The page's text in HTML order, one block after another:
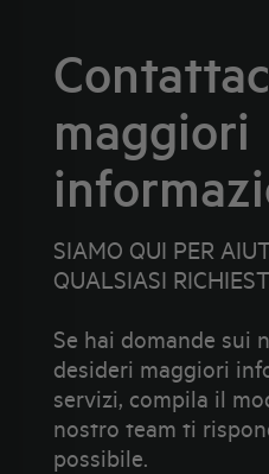
maggiori
SIAMO QUI PER
QUALSIASI
Se hai domande sui
desideri maggiori
servizi, compila il
nostro team ti
possibile.